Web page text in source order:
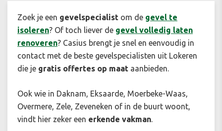
Zoek je een gevelspecialist om de gevel te
isoleren? Of toch liever de gevel volledig laten
renoveren? Casius brengt je snel en eenvoudig in
contact met de beste gevelspecialisten uit Lokeren
die je gratis offertes op maat aanbieden.
Ook wie in Daknam, Eksaarde, Moerbeke-Waas,
Overmere, Zele, Zeveneken of in de buurt woont,
vindt hier zeker een erkende vakman.